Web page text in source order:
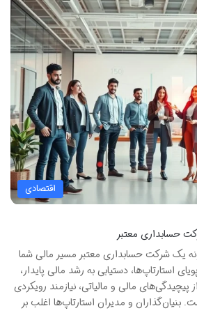
اقتصادی
حسابداری معتبر
یک شرکت حسابداری معتبر مسیر مالی شما
استارتاپ‌ها، دستیابی به رشد مالی پایدار،
مالی و مالیاتی، نیازمند رویکردی
بنیان‌گذاران و مدیران استارتاپ‌ها اغلب بر